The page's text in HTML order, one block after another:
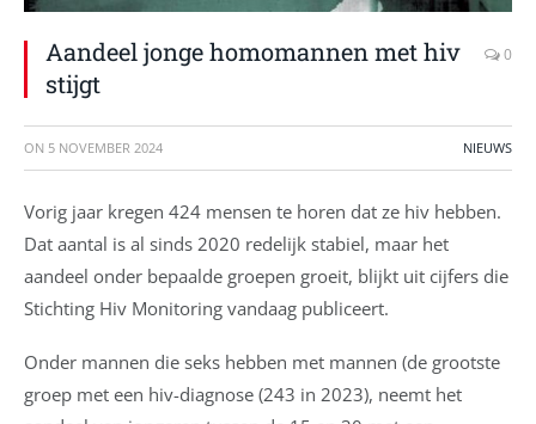
Aandeel jonge homomannen met hiv
stijgt
0
ON 5 NOVEMBER 2024 NIEUWS
Vorig jaar kregen 424 mensen te horen dat ze hiv hebben.
Dat aantal is al sinds 2020 redelijk stabiel, maar het
aandeel onder bepaalde groepen groeit, blijkt uit cijfers die
Stichting Hiv Monitoring vandaag publiceert.
Onder mannen die seks hebben met mannen (de grootste
groep met een hiv-diagnose (243 in 2023), neemt het